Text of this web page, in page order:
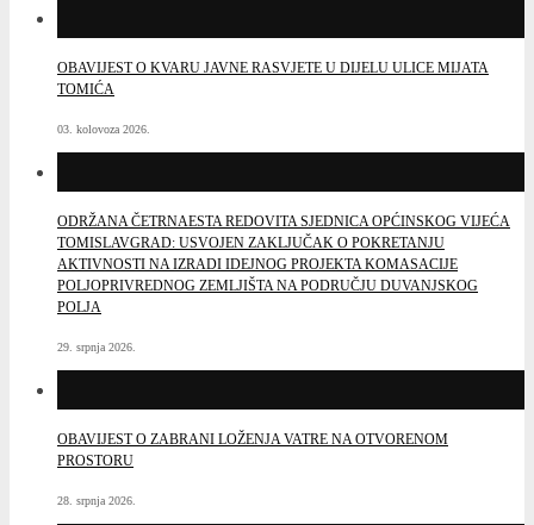
OBAVIJEST O KVARU JAVNE RASVJETE U DIJELU ULICE MIJATA
TOMIĆA
03. kolovoza 2026.
ODRŽANA ČETRNAESTA REDOVITA SJEDNICA OPĆINSKOG VIJEĆA
TOMISLAVGRAD: USVOJEN ZAKLJUČAK O POKRETANJU
AKTIVNOSTI NA IZRADI IDEJNOG PROJEKTA KOMASACIJE
POLJOPRIVREDNOG ZEMLJIŠTA NA PODRUČJU DUVANJSKOG
POLJA
29. srpnja 2026.
OBAVIJEST O ZABRANI LOŽENJA VATRE NA OTVORENOM
PROSTORU
28. srpnja 2026.